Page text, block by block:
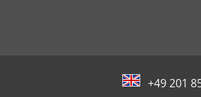
+49 201